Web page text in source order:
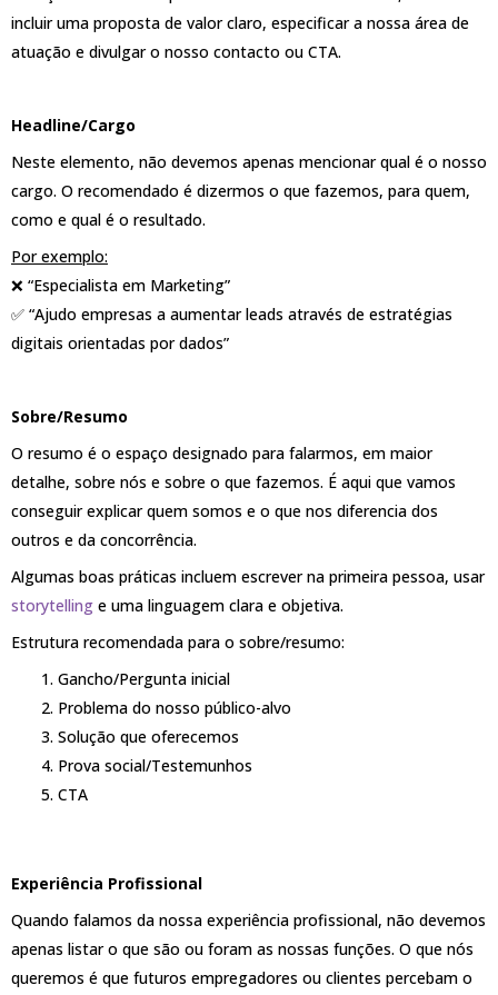
incluir uma proposta de valor claro, especificar a nossa área de
atuação e divulgar o nosso contacto ou CTA.
Headline/Cargo
Neste elemento, não devemos apenas mencionar qual é o nosso
cargo. O recomendado é dizermos o que fazemos, para quem,
como e qual é o resultado.
Por exemplo:
❌ “Especialista em Marketing”
✅ “Ajudo empresas a aumentar leads através de estratégias
digitais orientadas por dados”
Sobre/Resumo
O resumo é o espaço designado para falarmos, em maior
detalhe, sobre nós e sobre o que fazemos. É aqui que vamos
conseguir explicar quem somos e o que nos diferencia dos
outros e da concorrência.
Algumas boas práticas incluem escrever na primeira pessoa, usar
storytelling e uma linguagem clara e objetiva.
Estrutura recomendada para o sobre/resumo:
Gancho/Pergunta inicial
Problema do nosso público-alvo
Solução que oferecemos
Prova social/Testemunhos
CTA
Experiência Profissional
Quando falamos da nossa experiência profissional, não devemos
apenas listar o que são ou foram as nossas funções. O que nós
queremos é que futuros empregadores ou clientes percebam o